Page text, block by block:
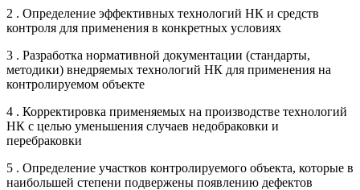
2 . Определение эффективных технологий НК и средств
контроля для применения в конкретных условиях
3 . Разработка нормативной документации (стандарты,
методики) внедряемых технологий НК для применения на
контролируемом объекте
4 . Корректировка применяемых на производстве технологий
НК с целью уменьшения случаев недобраковки и
перебраковки
5 . Определение участков контролируемого объекта, которые в
наибольшей степени подвержены появлению дефектов